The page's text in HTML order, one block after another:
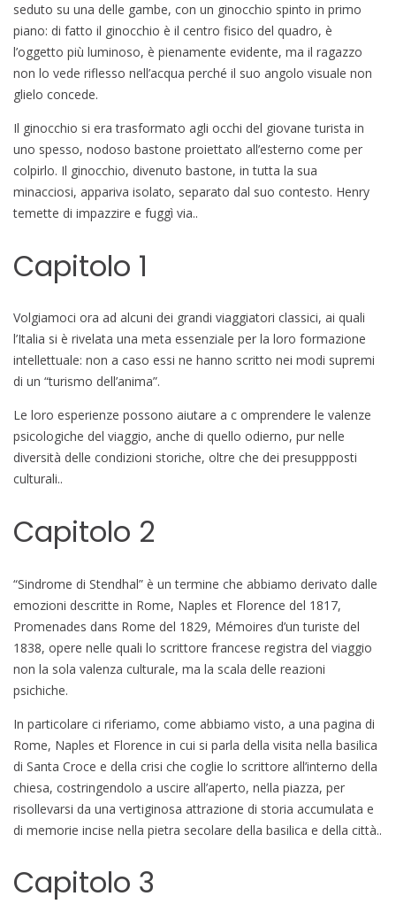
seduto su una delle gambe, con un ginocchio spinto in primo
piano: di fatto il ginocchio è il centro fisico del quadro, è
l’oggetto più luminoso, è pienamente evidente, ma il ragazzo
non lo vede riflesso nell’acqua perché il suo angolo visuale non
glielo concede.
Il ginocchio si era trasformato agli occhi del giovane turista in
uno spesso, nodoso bastone proiettato all’esterno come per
colpirlo. Il ginocchio, divenuto bastone, in tutta la sua
minacciosi, appariva isolato, separato dal suo contesto. Henry
temette di impazzire e fuggì via..
Capitolo 1
Volgiamoci ora ad alcuni dei grandi viaggiatori classici, ai quali
l’Italia si è rivelata una meta essenziale per la loro formazione
intellettuale: non a caso essi ne hanno scritto nei modi supremi
di un “turismo dell’anima”.
Le loro esperienze possono aiutare a c omprendere le valenze
psicologiche del viaggio, anche di quello odierno, pur nelle
diversità delle condizioni storiche, oltre che dei presuppposti
culturali..
Capitolo 2
“Sindrome di Stendhal” è un termine che abbiamo derivato dalle
emozioni descritte in Rome, Naples et Florence del 1817,
Promenades dans Rome del 1829, Mémoires d’un turiste del
1838, opere nelle quali lo scrittore francese registra del viaggio
non la sola valenza culturale, ma la scala delle reazioni
psichiche.
In particolare ci riferiamo, come abbiamo visto, a una pagina di
Rome, Naples et Florence in cui si parla della visita nella basilica
di Santa Croce e della crisi che coglie lo scrittore all’interno della
chiesa, costringendolo a uscire all’aperto, nella piazza, per
risollevarsi da una vertiginosa attrazione di storia accumulata e
di memorie incise nella pietra secolare della basilica e della città..
Capitolo 3